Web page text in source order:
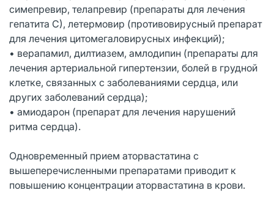
симепревир, телапревир (препараты для лечения
гепатита С), летермовир (противовирусный препарат
для лечения цитомегаловирусных инфекций);
• верапамил, дилтиазем, амлодипин (препараты для
лечения артериальной гипертензии, болей в грудной
клетке, связанных с заболеваниями сердца, или
других заболеваний сердца);
• амиодарон (препарат для лечения нарушений
ритма сердца).
Одновременный прием аторвастатина с
вышеперечисленными препаратами приводит к
повышению концентрации аторвастатина в крови.